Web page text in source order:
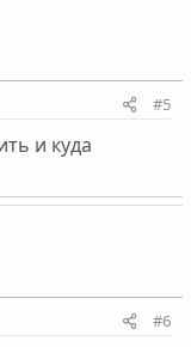
#5
и куда
#6